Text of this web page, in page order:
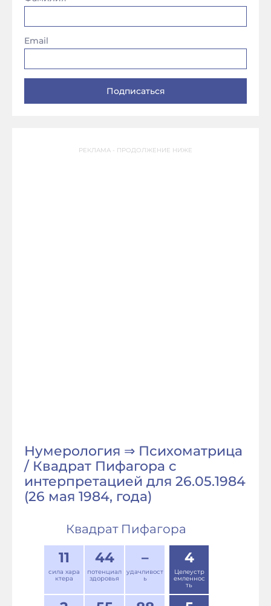
Email
РЕКЛАМА - ПРОДОЛЖЕНИЕ НИЖЕ
Нумерология ⇒ Психоматрица
/ Квадрат Пифагора с
интерпретацией для 26.05.1984
(26 мая 1984, года)
Квадрат Пифагора
11
сила хара
ктера
44
потенциал
здоровья
–
удачливост
ь
4
Целеустр
емленнос
ть